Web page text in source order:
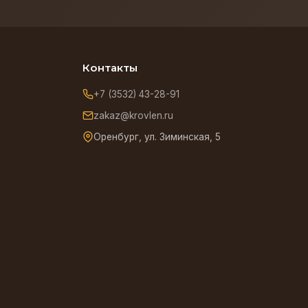
Контакты
+7 (3532) 43-28-91
zakaz@krovlen.ru
Оренбург, ул. Зиминская, 5